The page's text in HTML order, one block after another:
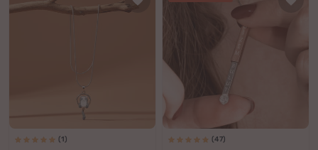
(1) (47)